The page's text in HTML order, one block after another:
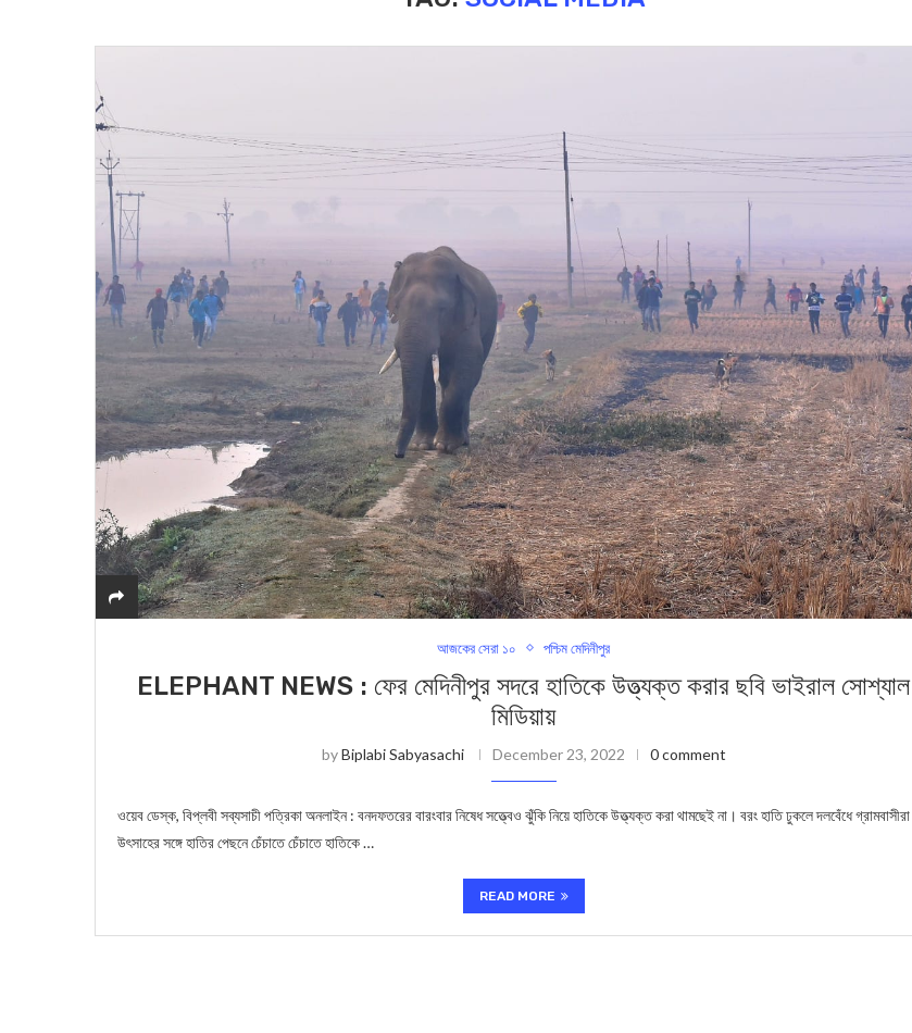
আজকের সেরা ১০ পশ্চিম মেদিনীপুর
ELEPHANT NEWS : ফের মেদিনীপুর সদরে হাতিকে উত্ত্যক্ত করার ছবি ভাইরাল সোশ্যাল
মিডিয়ায়
byBiplabi Sabyasachi December 23, 2022 0 comment
ওয়েব ডেস্ক, বিপ্লবী সব্যসাচী পত্রিকা অনলাইন : বনদফতরের বারংবার নিষেধ সত্ত্বেও ঝুঁকি নিয়ে হাতিকে উত্ত্যক্ত করা থামছেই না। বরং হাতি ঢুকলে দলবেঁধে গ্রামবাসীরা
উৎসাহের সঙ্গে হাতির পেছনে চেঁচাতে চেঁচাতে হাতিকে …
READ MORE